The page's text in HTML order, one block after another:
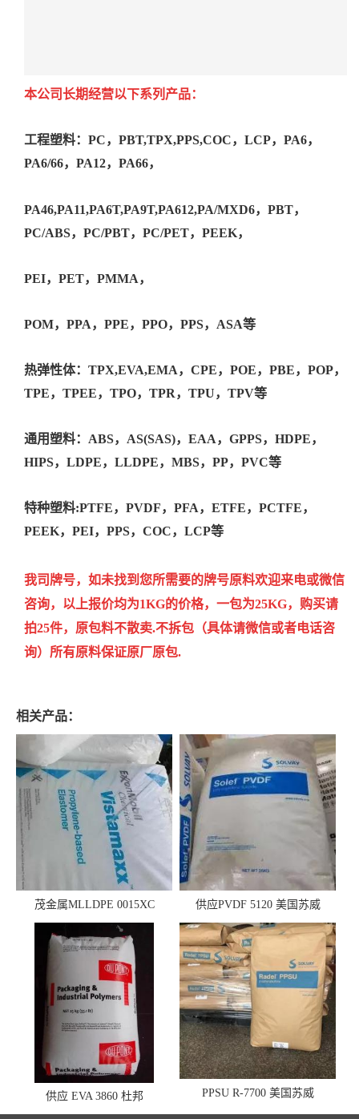
本公司长期经营以下系列产品：
工程塑料：PC，PBT,TPX,PPS,COC，LCP，PA6，
PA6/66，PA12，PA66，
PA46,PA11,PA6T,PA9T,PA612,PA/MXD6，PBT，
PC/ABS，PC/PBT，PC/PET，PEEK，
PEI，PET，PMMA，
POM，PPA，PPE，PPO，PPS，ASA等
热弹性体：TPX,EVA,EMA，CPE，POE，PBE，POP，
TPE，TPEE，TPO，TPR，TPU，TPV等
通用塑料：ABS，AS(SAS)，EAA，GPPS，HDPE，
HIPS，LDPE，LLDPE，MBS，PP，PVC等
特种塑料:PTFE，PVDF，PFA，ETFE，PCTFE，
PEEK，PEI，PPS，COC，LCP等
我司牌号，如未找到您所需要的牌号原料欢迎来电或微信
咨询，以上报价均为1KG的价格，一包为25KG，购买请
拍25件，原包料不散卖.不拆包（具体请微信或者电话咨
询）所有原料保证原厂原包.
相关产品：
茂金属MLLDPE 0015XC
0019XC 现货
供应PVDF 5120 美国苏威
供应 EVA 3860 杜邦 PPSU R-7700 美国苏威